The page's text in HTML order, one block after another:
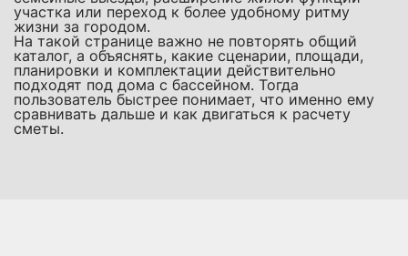
участка или переход к более удобному ритму
жизни за городом.
На такой странице важно не повторять общий
каталог, а объяснять, какие сценарии, площади,
планировки и комплектации действительно
подходят под дома с бассейном. Тогда
пользователь быстрее понимает, что именно ему
сравнивать дальше и как двигаться к расчету
сметы.